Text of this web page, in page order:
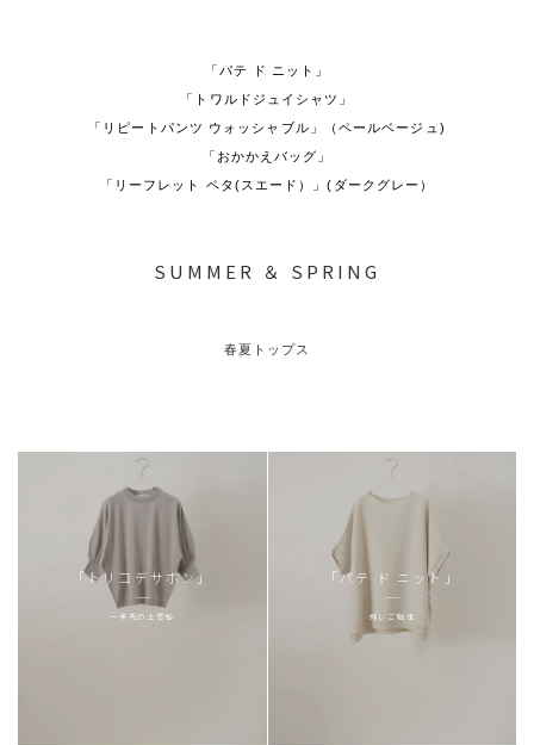
「パテ ド ニット」
「トワルドジュイシャツ」
「リピートパンツ ウォッシャブル」（ペールベージュ)
「おかかえバッグ」
「リーフレット ペタ(スエード）」(ダークグレー）
SUMMER ＆ SPRING
春夏トップス
「トリコデサボン」
一歩先の上質感
「パテ ド ニット」
軽いご馳走